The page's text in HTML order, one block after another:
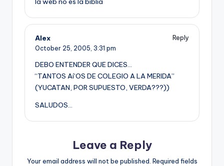
Alex
Reply
October 25, 2005, 3:31 pm
DEBO ENTENDER QUE DICES…
“TANTOS Aí‘OS DE COLEGIO A LA MERIDA”
(YUCATAN, POR SUPUESTO, VERDA???))
SALUDOS…
Leave a Reply
Your email address will not be published. Required fields